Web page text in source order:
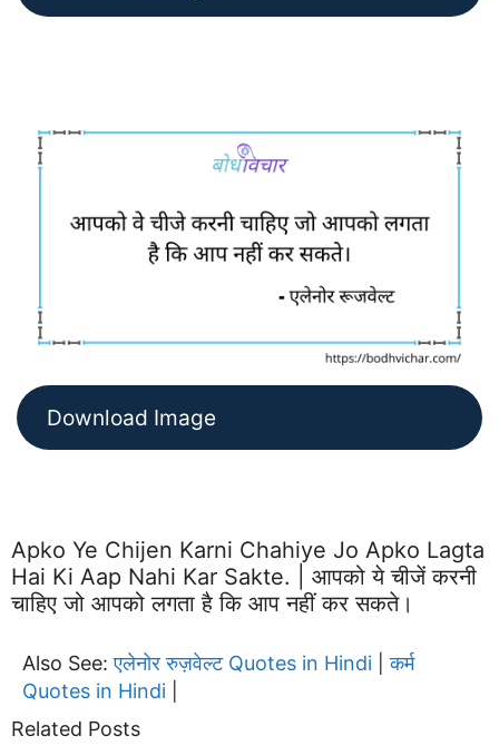
Download Image
Apko Ye Chijen Karni Chahiye Jo Apko Lagta
Hai Ki Aap Nahi Kar Sakte. | आपको ये चीजें करनी
चाहिए जो आपको लगता है कि आप नहीं कर सकते।
Also See:एलेनोर रुज़वेल्ट Quotes in Hindi |कर्म
Quotes in Hindi
Related Posts